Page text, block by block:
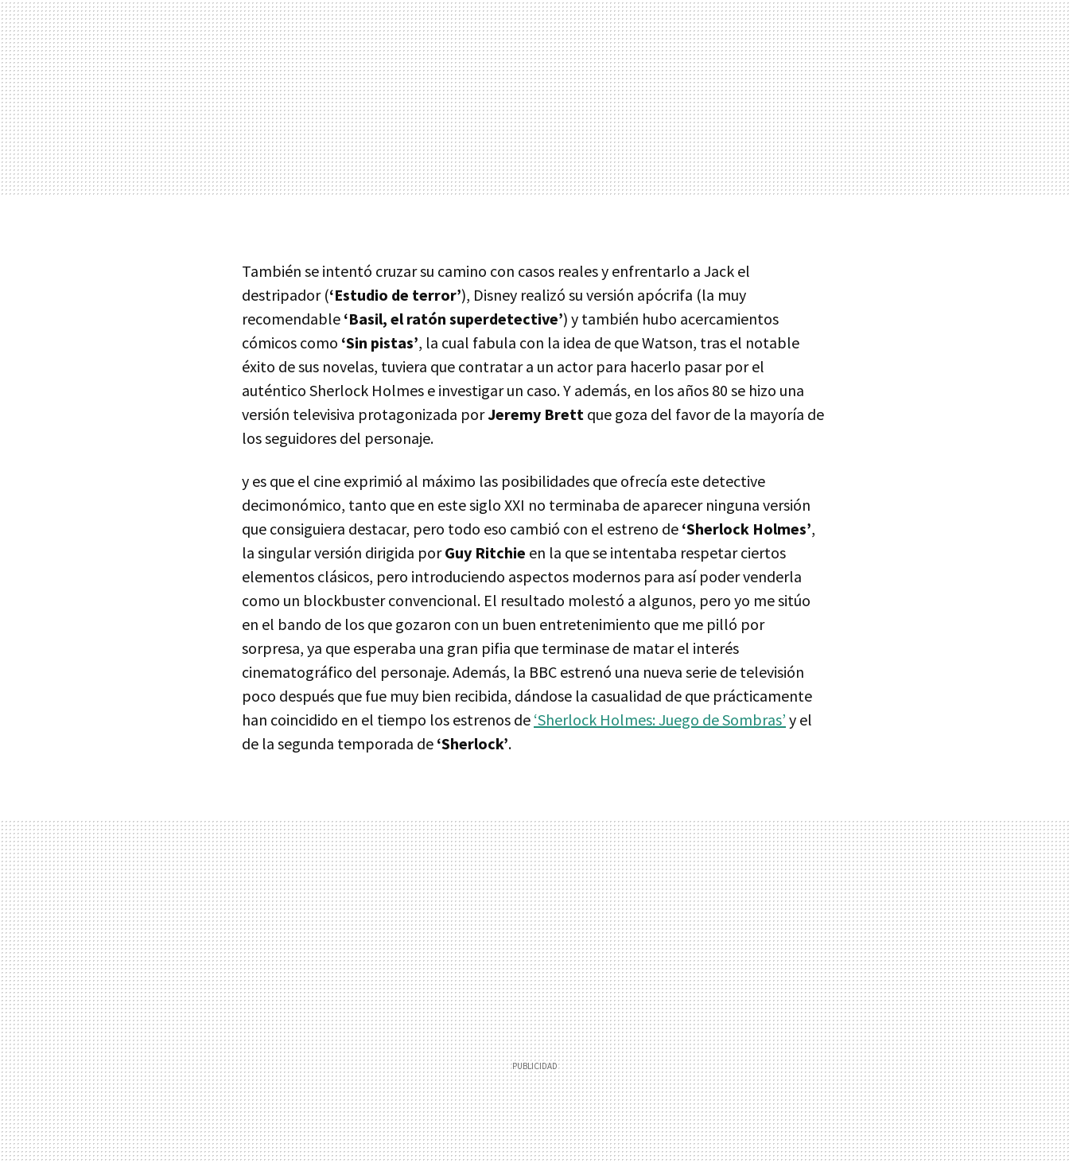
También se intentó cruzar su camino con casos reales y enfrentarlo a Jack el
destripador (‘Estudio de terror’), Disney realizó su versión apócrifa (la muy
recomendable ‘Basil, el ratón superdetective’) y también hubo acercamientos
cómicos como ‘Sin pistas’, la cual fabula con la idea de que Watson, tras el notable
éxito de sus novelas, tuviera que contratar a un actor para hacerlo pasar por el
auténtico Sherlock Holmes e investigar un caso. Y además, en los años 80 se hizo una
versión televisiva protagonizada porJeremy Brett que goza del favor de la mayoría de
los seguidores del personaje.
y es que el cine exprimió al máximo las posibilidades que ofrecía este detective
decimonómico, tanto que en este siglo XXI no terminaba de aparecer ninguna versión
que consiguiera destacar, pero todo eso cambió con el estreno de ‘Sherlock Holmes’,
la singular versión dirigida porGuy Ritchie en la que se intentaba respetar ciertos
elementos clásicos, pero introduciendo aspectos modernos para así poder venderla
como un blockbuster convencional. El resultado molestó a algunos, pero yo me sitúo
en el bando de los que gozaron con un buen entretenimiento que me pilló por
sorpresa, ya que esperaba una gran pifia que terminase de matar el interés
cinematográfico del personaje. Además, la BBC estrenó una nueva serie de televisión
poco después que fue muy bien recibida, dándose la casualidad de que prácticamente
han coincidido en el tiempo los estrenos de ‘Sherlock Holmes: Juego de Sombras’ y el
de la segunda temporada de ‘Sherlock’.